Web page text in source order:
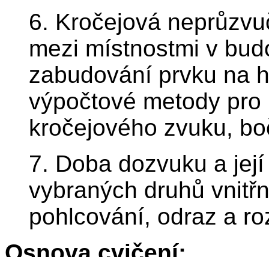
6. Kročejová
mezi místnostmi v
zabudování prvku na
výpočtové metody
kročejového zvuku,
7. Doba dozvuku a
vybraných druhů
pohlcování, odraz a